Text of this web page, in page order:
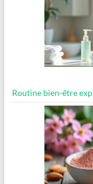
Routine bien-être